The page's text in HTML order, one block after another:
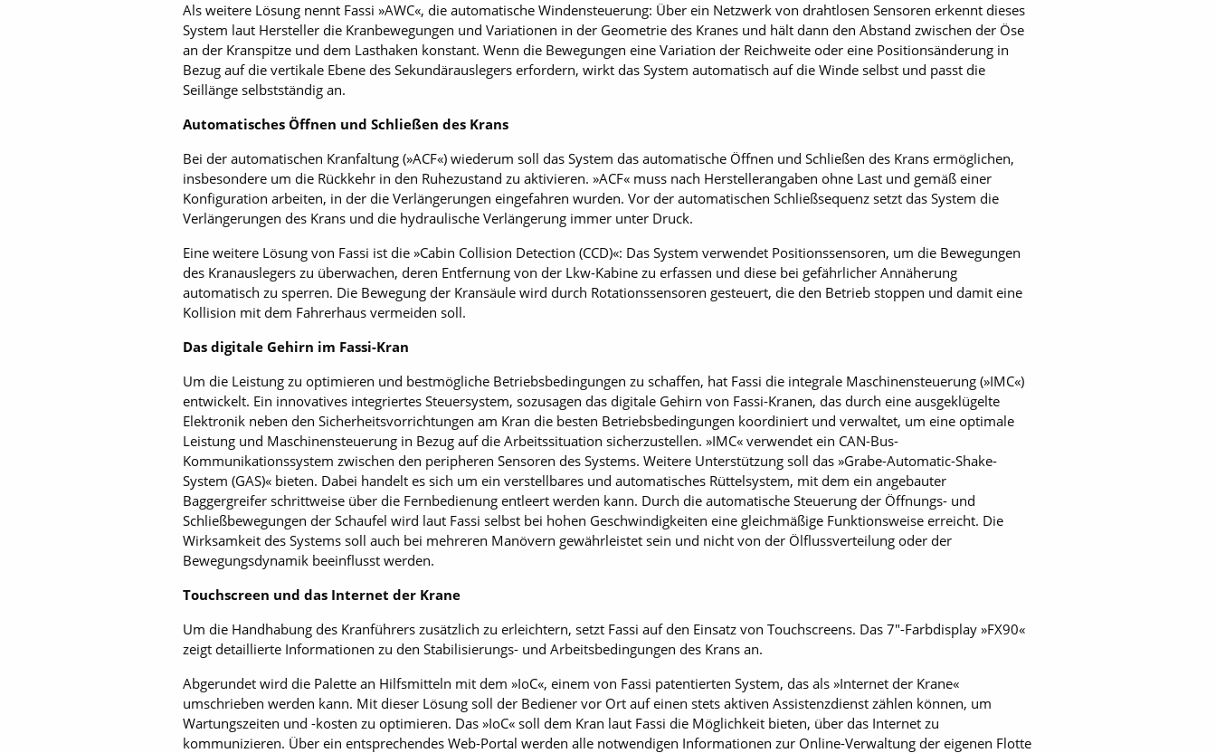
Als weitere Lösung nennt Fassi »AWC«, die automatische Windensteuerung: Über ein Netzwerk von drahtlosen Sensoren erkennt dieses
System laut Hersteller die Kranbewegungen und Variationen in der Geometrie des Kranes und hält dann den Abstand zwischen der Öse
an der Kranspitze und dem Lasthaken konstant. Wenn die Bewegungen eine Variation der Reichweite oder eine Positionsänderung in
Bezug auf die vertikale Ebene des Sekundärauslegers erfordern, wirkt das System automatisch auf die Winde selbst und passt die
Seillänge selbstständig an.
Automatisches Öffnen und Schließen des Krans
Bei der automatischen Kranfaltung (»ACF«) wiederum soll das System das automatische Öffnen und Schließen des Krans ermöglichen,
insbesondere um die Rückkehr in den Ruhezustand zu aktivieren. »ACF« muss nach Herstellerangaben ohne Last und gemäß einer
Konfiguration arbeiten, in der die Verlängerungen eingefahren wurden. Vor der automatischen Schließsequenz setzt das System die
Verlängerungen des Krans und die hydraulische Verlängerung immer unter Druck.
Eine weitere Lösung von Fassi ist die »Cabin Collision Detection (CCD)«: Das System verwendet Positionssensoren, um die Bewegungen
des Kranauslegers zu überwachen, deren Entfernung von der Lkw-Kabine zu ­erfassen und diese bei gefährlicher Annäherung
automatisch zu sperren. Die Bewegung der Kransäule wird durch Rotationssensoren gesteuert, die den Betrieb stoppen und damit eine
Kollision mit dem Fahrerhaus vermeiden soll.
Das digitale Gehirn im Fassi-Kran
Um die Leistung zu optimieren und bestmögliche Betriebsbedingungen zu schaffen, hat Fassi die integrale Maschinensteuerung (»IMC«)
entwickelt. Ein innovatives integriertes Steuersystem, sozusagen das digitale Gehirn von Fassi-Kranen, das durch eine ausgeklügelte
Elektronik neben den Sicherheitsvorrichtungen am Kran die besten Betriebsbedingungen koordiniert und verwaltet, um eine optimale
Leistung und Maschinensteuerung in Bezug auf die Arbeitssituation sicherzustellen. »IMC« verwendet ein CAN-Bus-
Kommunikationssystem zwischen den peripheren Sensoren des Systems. Weitere Unterstützung soll das »Grabe-Automatic-Shake-
System (GAS)« bieten. Dabei handelt es sich um ein verstellbares und automatisches Rüttelsystem, mit dem ein angebauter
Baggergreifer schrittweise über die Fernbedienung entleert werden kann. Durch die automatische Steuerung der Öffnungs- und
Schließbewegungen der Schaufel wird laut Fassi selbst bei hohen Geschwindigkeiten eine gleichmäßige Funktionsweise erreicht. Die
Wirksamkeit des Systems soll auch bei mehreren Manövern gewährleistet sein und nicht von der Ölflussverteilung oder der
Bewegungsdynamik beeinflusst werden.
Touchscreen und das Internet der Krane
Um die Handhabung des Kranführers zusätzlich zu erleichtern, setzt Fassi auf den Einsatz von Touchscreens. Das 7"-Farbdisplay »FX90«
zeigt detaillierte Informationen zu den Stabilisierungs- und Arbeitsbedingungen des Krans an.
Abgerundet wird die Palette an Hilfsmitteln mit dem »IoC«, einem von Fassi patentierten System, das als »Internet der Krane«
umschrieben werden kann. Mit dieser Lösung soll der Bediener vor Ort auf einen stets aktiven Assistenzdienst zählen können, um
Wartungszeiten und -kosten zu optimieren. Das »IoC« soll dem Kran laut Fassi die Möglichkeit bieten, über das Internet zu
kommunizieren. Über ein entsprechendes Web-Portal werden alle notwendigen Informationen zur Online-Verwaltung der eigenen Flotte